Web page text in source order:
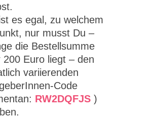
es egal, zu welchem
nur musst Du –
die Bestellsumme
200 Euro liegt – den
variierenden
Code
RW2DQFJS)